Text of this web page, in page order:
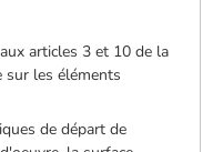
articles 3 et 10 de la
sur les éléments
de départ de